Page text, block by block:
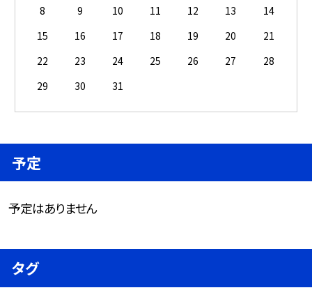
8
9 10 11 12 13
14
15
16 17 18 19 20
21
22
23 24 25 26 27
28
29
30 31
予定
予定はありません
タグ